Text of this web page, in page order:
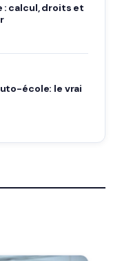
: calcul, droits et
école: le vrai